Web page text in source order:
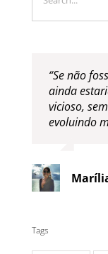
for:
“Se não
ainda
vicioso,
evoluindo
Tags